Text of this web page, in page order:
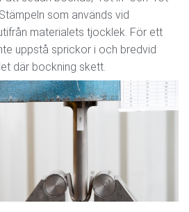
som används vid
materialets tjocklek. För ett
uppstå sprickor i och bredvid
där bockning skett.